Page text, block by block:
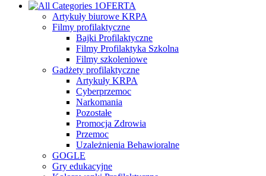
OFERTA
Artykuły biurowe KRPA
Filmy profilaktyczne
Bajki Profilaktyczne
Filmy Profilaktyka Szkolna
Filmy szkoleniowe
Gadżety profilaktyczne
Artykuły KRPA
Cyberprzemoc
Narkomania
Pozostałe
Promocja Zdrowia
Przemoc
Uzależnienia Behawioralne
GOGLE
Gry edukacyjne